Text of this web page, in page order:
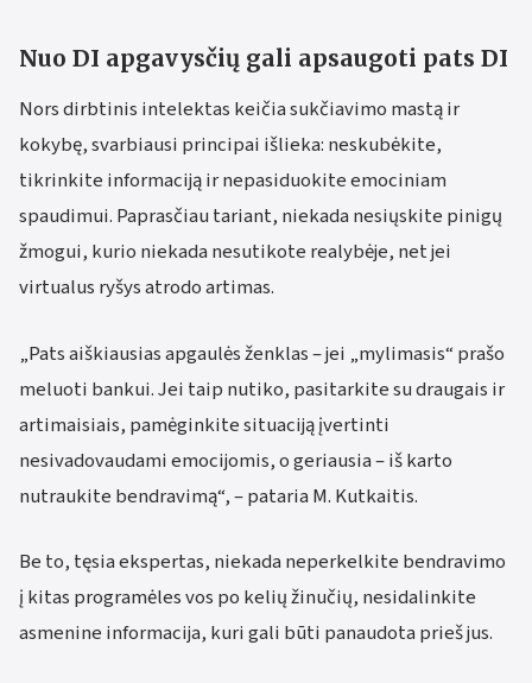
Nuo DI apgavysčių gali apsaugoti pats DI
Nors dirbtinis intelektas keičia sukčiavimo mastą ir
kokybę, svarbiausi principai išlieka: neskubėkite,
tikrinkite informaciją ir nepasiduokite emociniam
spaudimui. Paprasčiau tariant, niekada nesiųskite pinigų
žmogui, kurio niekada nesutikote realybėje, net jei
virtualus ryšys atrodo artimas.
„Pats aiškiausias apgaulės ženklas – jei „mylimasis“ prašo
meluoti bankui. Jei taip nutiko, pasitarkite su draugais ir
artimaisiais, pamėginkite situaciją įvertinti
nesivadovaudami emocijomis, o geriausia – iš karto
nutraukite bendravimą“, – pataria M. Kutkaitis.
Be to, tęsia ekspertas, niekada neperkelkite bendravimo
į kitas programėles vos po kelių žinučių, nesidalinkite
asmenine informacija, kuri gali būti panaudota prieš jus.